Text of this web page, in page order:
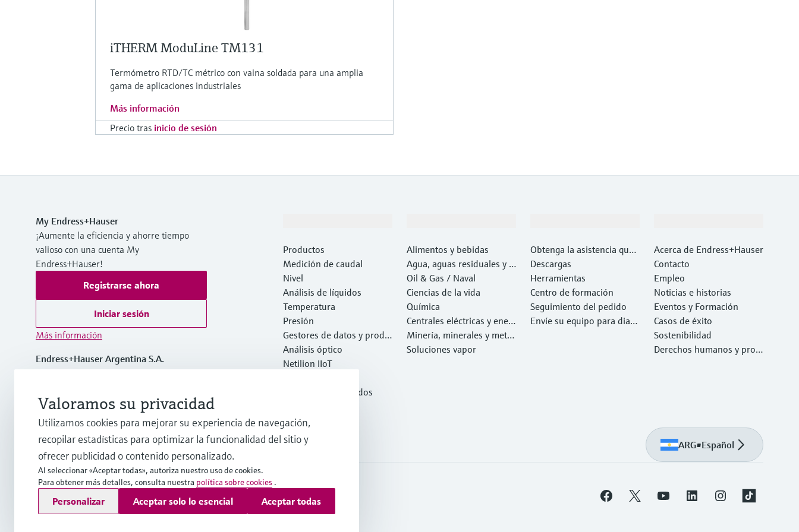
iTHERM ModuLine TM131
Termómetro RTD/TC métrico con vaina soldada para una amplia
gama de aplicaciones industriales
Más información
Precio tras inicio de sesión
My Endress+Hauser
¡Aumente la eficiencia y ahorre tiempo
valioso con una cuenta My
Endress+Hauser!
Registrarse ahora
Iniciar sesión
Más información
Endress+Hauser Argentina S.A.
Argentina
info.ar@endress.com
Productos
Medición de caudal
Nivel
Análisis de líquidos
Temperatura
Presión
Gestores de datos y produ
ctos de sistema
Análisis óptico
Netilion IIoT
Productos destacados
Servicios
Alimentos y bebidas
Agua, aguas residuales y r
esiduos
Oil & Gas / Naval
Ciencias de la vida
Química
Centrales eléctricas y ener
gía
Minería, minerales y metal
es
Soluciones vapor
Obtenga la asistencia que
necesita con rapidez
Descargas
Herramientas
Centro de formación
Seguimiento del pedido
Envíe su equipo para diag
Acerca de Endress+Hauser
Contacto
Empleo
Noticias e historias
Eventos y Formación
Casos de éxito
Sostenibilidad
Derechos humanos y prote
ARG•Español
Copyright © Endress+Hauser Group Services AG
Pie editorialTérminos de usoProtección de datos
Valoramos su privacidad
Utilizamos cookies para mejorar su experiencia de navegación,
recopilar estadísticas para optimizar la funcionalidad del sitio y
ofrecer publicidad o contenido personalizado.
Al seleccionar «Aceptar todas», autoriza nuestro uso de cookies.
Para obtener más detalles, consulta nuestra política sobre cookies .
Personalizar Aceptar solo lo esencial Aceptar todas